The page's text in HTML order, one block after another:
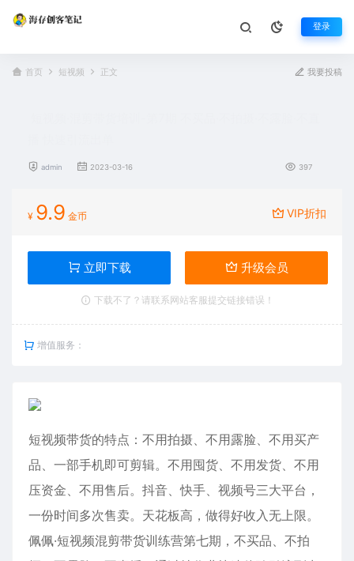
登录
首页 短视频 正文 我要投稿
admin 2023-03-16 397
¥ 9.9 金币 VIP折扣
立即下载 升级会员
下载不了？请联系网站客服提交链接错误！
增值服务：
短视频带货的特点：不用拍摄、不用露脸、不用买产
品、一部手机即可剪辑。不用囤货、不用发货、不用
压资金、不用售后。抖音、快手、视频号三大平台，
一份时间多次售卖。天花板高，做得好收入无上限。
佩佩·短视频混剪带货训练营第七期，不买品、不拍